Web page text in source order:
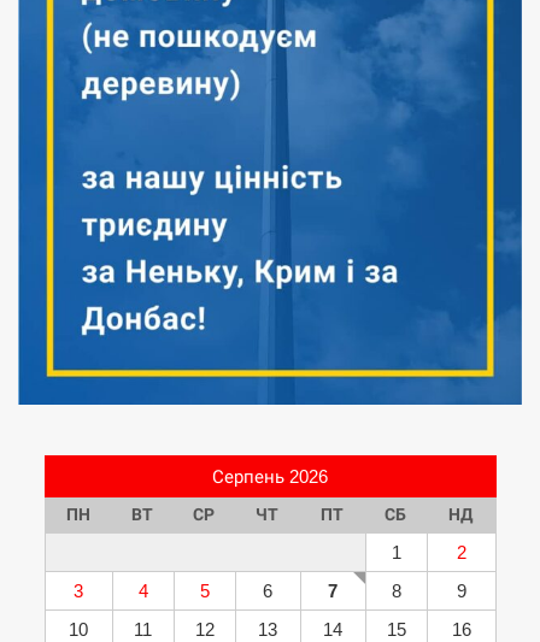
Серпень 2026
ПН ВТ СР ЧТ ПТ СБ НД
1
2
3
4 5 6 7 8
9
10
11 12 13 14 15
16